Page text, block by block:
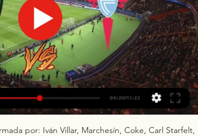
por: Iván Villar, Marchesín, Coke, Carl Starfelt,